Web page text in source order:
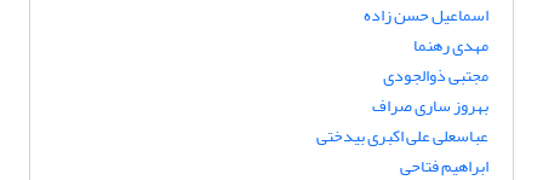
اسماعیل حسن زاده
مهدی رهنما
مجتبی ذوالجودی
بهروز ساری صراف
عباسعلی علی اکبری بیدختی
ابراهیم فتاحی